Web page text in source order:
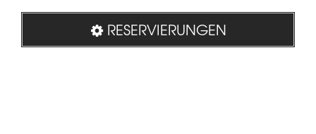
RESERVIERUNGEN